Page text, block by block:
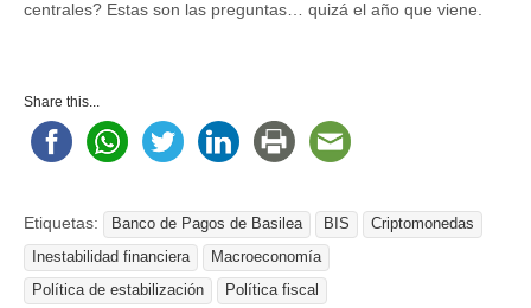
centrales? Estas son las preguntas… quizá el año que viene.
Share this...
Etiquetas: Banco de Pagos de Basilea BIS
Criptomonedas
Inestabilidad financiera
Macroeconomía
Política de estabilización
Política fiscal